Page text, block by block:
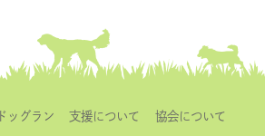
ドッグラン 支援について 協会について